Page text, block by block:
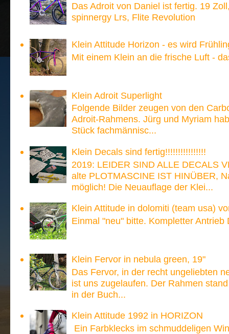
Das Adroit von Daniel ist fertig. 19
spinnergy Lrs, Flite Revolution
Klein Attitude Horizon - es wird
Mit einem Klein an die frische Luft -
Klein Adroit Superlight
Folgende Bilder zeugen von den
Adroit-Rahmens. Jürg und Myriam
Stück fachmännisc...
Klein Decals sind fertig!!!!!!!!!!!!!!!!
2019: LEIDER SIND ALLE DECALS
alte PLOTMASCINE IST HINÜBER,
möglich! Die Neuauflage der Klei...
Klein Attitude in dolomiti (team usa)
Einmal "neu" bitte. Kompletter Antrieb
Klein Fervor in nebula green, 19"
Das Fervor, in der recht ungeliebten
ist uns zugelaufen. Der Rahmen
in der Buch...
Klein Attitude 1992 in HORIZON
Ein Farbklecks im schmuddeligen